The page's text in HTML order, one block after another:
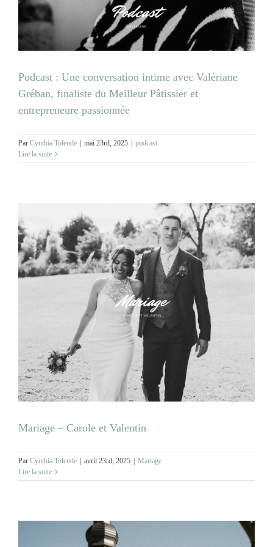
NOS ACTIVITES
CONTACT
CGV
Podcast : Une conversation intime avec Valériane
Gréban, finaliste du Meilleur Pâtissier et
entrepreneure passionnée
Par Cynthia Tolende | mai 23rd, 2025 | podcast
Lire la suite
Mariage – Carole et Valentin
Par Cynthia Tolende avril 23rd, 2025
Mariage
Lire la suite